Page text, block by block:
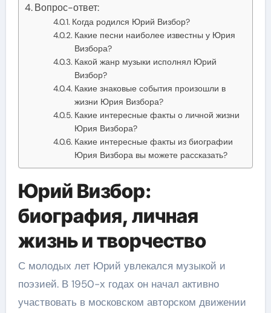
Вопрос-ответ:
Когда родился Юрий Визбор?
Какие песни наиболее известны у Юрия
Визбора?
Какой жанр музыки исполнял Юрий
Визбор?
Какие знаковые события произошли в
жизни Юрия Визбора?
Какие интересные факты о личной жизни
Юрия Визбора?
Какие интересные факты из биографии
Юрия Визбора вы можете рассказать?
Юрий Визбор:
биография, личная
жизнь и творчество
С молодых лет Юрий увлекался музыкой и
поэзией. В 1950-х годах он начал активно
участвовать в московском авторском движении